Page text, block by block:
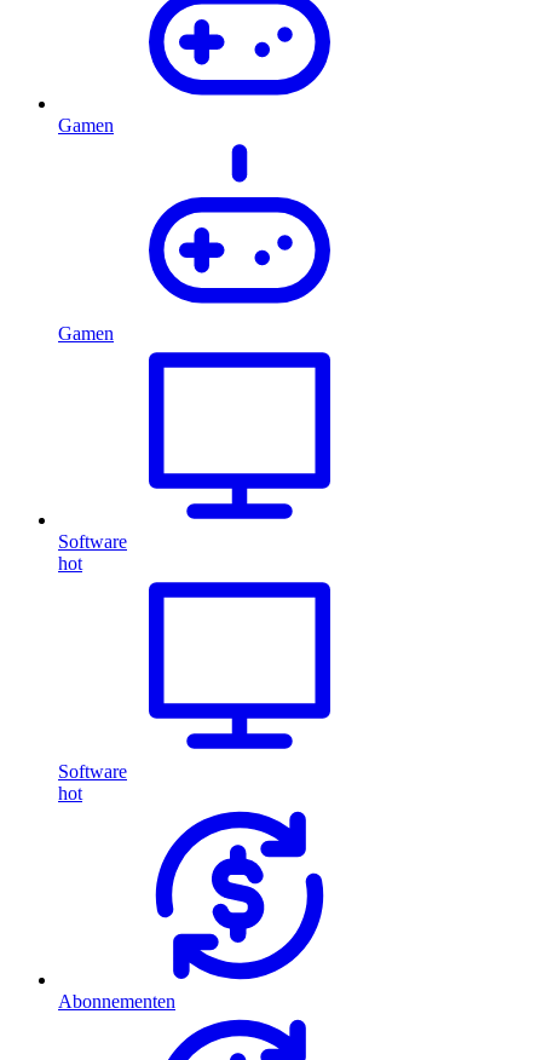
Gamen
Gamen
Software
hot
Software
hot
Abonnementen